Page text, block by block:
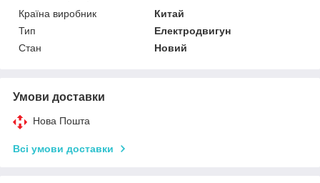
Країна виробник
Китай
Тип
Електродвигун
Стан
Новий
Умови доставки
Нова Пошта
Всі умови доставки